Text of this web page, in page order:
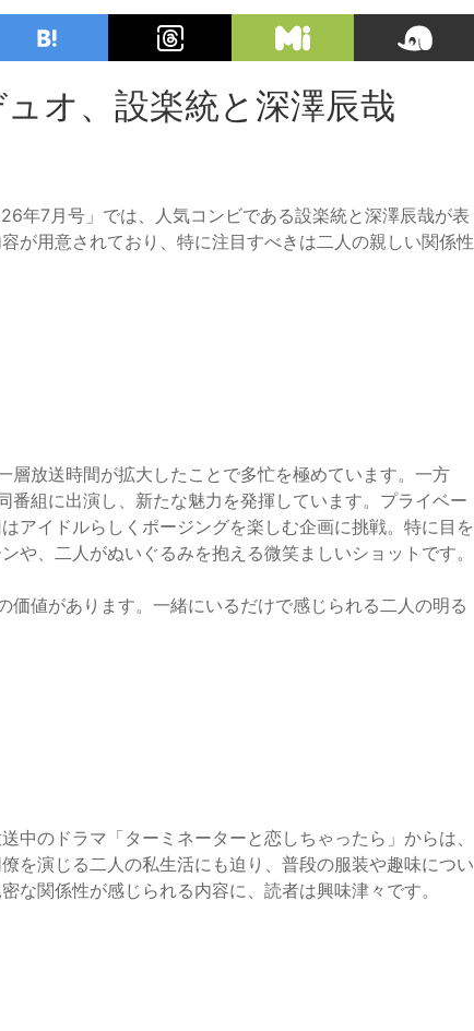
オ、設楽統と深澤辰哉
年7月号」では、人気コンビである設楽統と深澤辰哉が表
が用意されており、特に注目すべきは二人の親しい関係性
放送時間が拡大したことで多忙を極めています。一方
組に出演し、新たな魅力を発揮しています。プライベー
アイドルらしくポージングを楽しむ企画に挑戦。特に目を
や、二人がぬいぐるみを抱える微笑ましいショットです。
値があります。一緒にいるだけで感じられる二人の明る
中のドラマ「ターミネーターと恋しちゃったら」からは、
を演じる二人の私生活にも迫り、普段の服装や趣味につい
な関係性が感じられる内容に、読者は興味津々です。